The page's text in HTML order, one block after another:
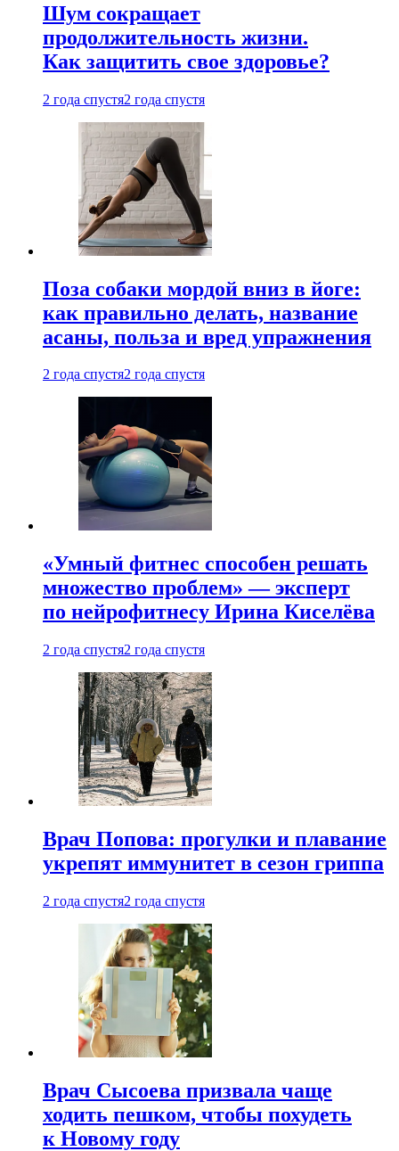
Шум сокращает
продолжительность жизни.
Как защитить свое здоровье?
2 года спустя2 года спустя
Поза собаки мордой вниз в йоге:
как правильно делать, название
асаны, польза и вред упражнения
2 года спустя2 года спустя
«Умный фитнес способен решать
множество проблем» — эксперт
по нейрофитнесу Ирина Киселёва
2 года спустя2 года спустя
Врач Попова: прогулки и плавание
укрепят иммунитет в сезон гриппа
2 года спустя2 года спустя
Врач Сысоева призвала чаще
ходить пешком, чтобы похудеть
к Новому году